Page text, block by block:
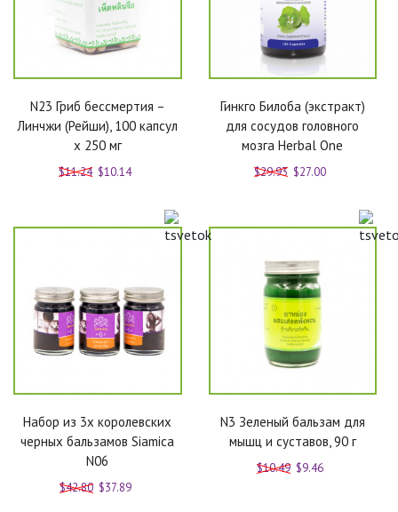
N23 Гриб бессмертия –
Линчжи (Рейши), 100 капсул
x 250 мг
$11.24 $10.14
Гинкго Билоба (экстракт)
для сосудов головного
мозга Herbal One
$29.93 $27.00
Набор из 3х королевских
черных бальзамов Siamica
N06
$42.80 $37.89
N3 Зеленый бальзам для
мышц и суставов, 90 г
$10.49 $9.46